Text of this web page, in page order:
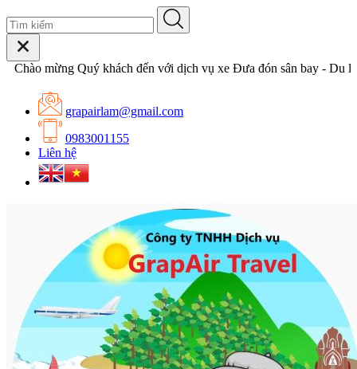
mừng Quý khách đến với dịch vụ xe Đưa đón sân bay - Du lịch
grapairlam@gmail.com
0983001155
Liên hệ